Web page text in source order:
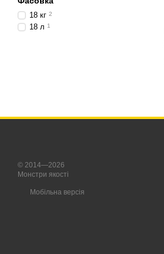
18 кг 2
18 л 1
© 2014—2026
Монстри якості
Мобільна версія